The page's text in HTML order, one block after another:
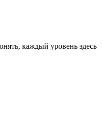
каждый уровень здесь